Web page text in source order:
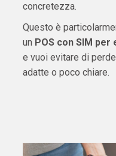
concretezza.
Questo è
un POS con SIM per
e vuoi evitare di
adatte o poco chiare.